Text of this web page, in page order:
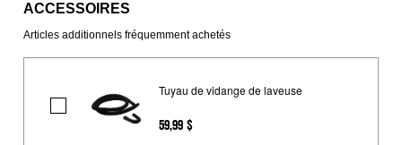
ACCESSOIRES
Articles additionnels fréquemment achetés
Tuyau
Tuyau de vidange de laveuse
59,99 $